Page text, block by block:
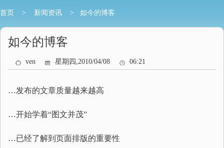
首页 > 新闻资讯 > 如今的博客
如今的博客
ven 星期四,2010/04/08 06:21
…发布的文章质量越来越高
…开始学着“图文并茂”
…已经了解到页面排版的重要性